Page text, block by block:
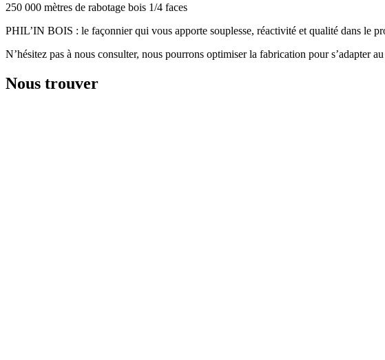
250 000 mètres de rabotage bois 1/4 faces
PHIL’IN BOIS : le façonnier qui vous apporte souplesse, réactivité et qualité dans le
N’hésitez pas à nous consulter, nous pourrons optimiser la fabrication pour s’adapter
Nous trouver